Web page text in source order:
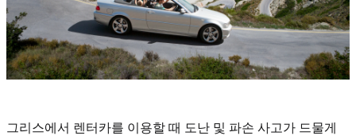
그리스에서 렌터카를 이용할 때 도난 및 파손 사고가 드물게